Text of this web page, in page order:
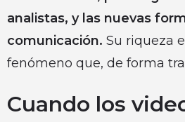
analistas, y las nuevas
comunicación. Su riqueza
fenómeno que, de forma
Cuando los